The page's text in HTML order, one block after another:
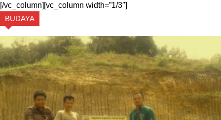
[/vc_column][vc_column width=”1/3″]
BUDAYA